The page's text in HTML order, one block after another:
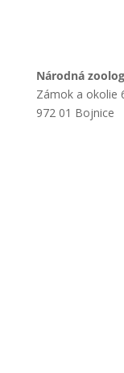
Národná
Zámok a okolie
972 01 Bojnice